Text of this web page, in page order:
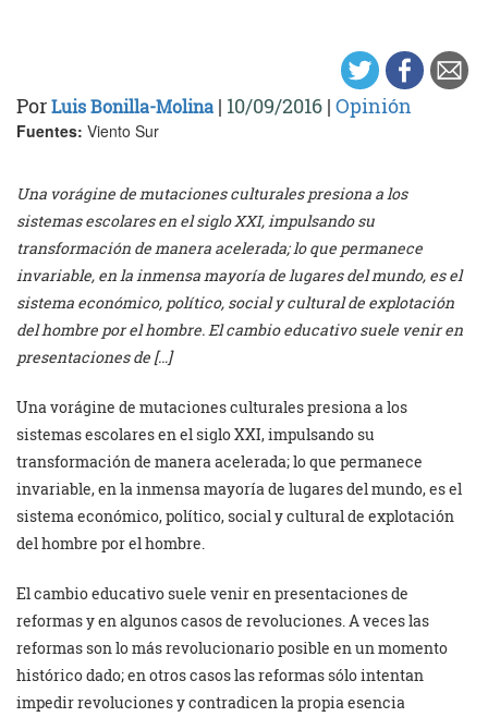
PorLuis Bonilla-Molina | 10/09/2016 | Opinión
Fuentes: Viento Sur
Una vorágine de mutaciones culturales presiona a los
sistemas escolares en el siglo XXI, impulsando su
transformación de manera acelerada; lo que permanece
invariable, en la inmensa mayoría de lugares del mundo, es el
sistema económico, político, social y cultural de explotación
del hombre por el hombre. El cambio educativo suele venir en
presentaciones de […]
Una vorágine de mutaciones culturales presiona a los
sistemas escolares en el siglo XXI, impulsando su
transformación de manera acelerada; lo que permanece
invariable, en la inmensa mayoría de lugares del mundo, es el
sistema económico, político, social y cultural de explotación
del hombre por el hombre.
El cambio educativo suele venir en presentaciones de
reformas y en algunos casos de revoluciones. A veces las
reformas son lo más revolucionario posible en un momento
histórico dado; en otros casos las reformas sólo intentan
impedir revoluciones y contradicen la propia esencia